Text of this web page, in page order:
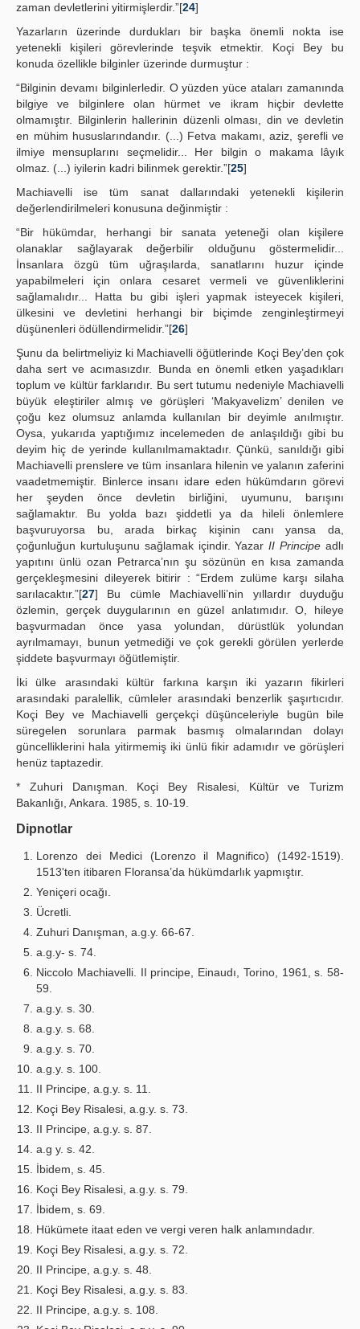
zaman devletlerini yitirmişlerdir.”[24]
Yazarların üzerinde durdukları bir başka önemli nokta ise
yetenekli kişileri görevlerinde teşvik etmektir. Koçi Bey bu
konuda özellikle bilginler üzerinde durmuştur :
“Bilginin devamı bilginlerledir. O yüzden yüce ataları zamanında
bilgiye ve bilginlere olan hürmet ve ikram hiçbir devlette
olmamıştır. Bilginlerin hallerinin düzenli olması, din ve devletin
en mühim hususlarındandır. (...) Fetva makamı, aziz, şerefli ve
ilmiye mensuplarını seçmelidir... Her bilgin o makama lâyık
olmaz. (...) iyilerin kadri bilinmek gerektir.”[25]
Machiavelli ise tüm sanat dallarındaki yetenekli kişilerin
değerlendirilmeleri konusuna değinmiştir :
“Bir hükümdar, herhangi bir sanata yeteneği olan kişilere
olanaklar sağlayarak değerbilir olduğunu göstermelidir...
İnsanlara özgü tüm uğraşılarda, sanatlarını huzur içinde
yapabilmeleri için onlara cesaret vermeli ve güvenliklerini
sağlamalıdır... Hatta bu gibi işleri yapmak isteyecek kişileri,
ülkesini ve devletini herhangi bir biçimde zenginleştirmeyi
düşünenleri ödüllendirmelidir.”[26]
Şunu da belirtmeliyiz ki Machiavelli öğütlerinde Koçi Bey’den çok
daha sert ve acımasızdır. Bunda en önemli etken yaşadıkları
toplum ve kültür farklarıdır. Bu sert tutumu nedeniyle Machiavelli
büyük eleştiriler almış ve görüşleri ‘Makyavelizm’ denilen ve
çoğu kez olumsuz anlamda kullanılan bir deyimle anılmıştır.
Oysa, yukarıda yaptığımız incelemeden de anlaşıldığı gibi bu
deyim hiç de yerinde kullanılmamaktadır. Çünkü, sanıldığı gibi
Machiavelli prenslere ve tüm insanlara hilenin ve yalanın zaferini
vaadetmemiştir. Binlerce insanı idare eden hükümdarın görevi
her şeyden önce devletin birliğini, uyumunu, barışını
sağlamaktır. Bu yolda bazı şiddetli ya da hileli önlemlere
başvuruyorsa bu, arada birkaç kişinin canı yansa da,
çoğunluğun kurtuluşunu sağlamak içindir. YazarII Principe adlı
yapıtını ünlü ozan Petrarca’nın şu sözünün en kısa zamanda
gerçekleşmesini dileyerek bitirir : “Erdem zulüme karşı silaha
sarılacaktır.”[27] Bu cümle Machiavelli’nin yıllardır duyduğu
özlemin, gerçek duygularının en güzel anlatımıdır. O, hileye
başvurmadan önce yasa yolundan, dürüstlük yolundan
ayrılmamayı, bunun yetmediği ve çok gerekli görülen yerlerde
şiddete başvurmayı öğütlemiştir.
İki ülke arasındaki kültür farkına karşın iki yazarın fikirleri
arasındaki paralellik, cümleler arasındaki benzerlik şaşırtıcıdır.
Koçi Bey ve Machiavelli gerçekçi düşünceleriyle bugün bile
süregelen sorunlara parmak basmış olmalarından dolayı
güncelliklerini hala yitirmemiş iki ünlü fikir adamıdır ve görüşleri
henüz taptazedir.
* Zuhuri Danışman. Koçi Bey Risalesi, Kültür ve Turizm
Bakanlığı, Ankara. 1985, s. 10-19.
Dipnotlar
Lorenzo dei Medici (Lorenzo il Magnifico) (1492-1519).
1513'ten itibaren Floransa’da hükümdarlık yapmıştır.
Yeniçeri ocağı.
Ücretli.
Zuhuri Danışman, a.g.y. 66-67.
a.g.y- s. 74.
Niccolo Machiavelli. II principe, Einaudı, Torino, 1961, s. 58-
59.
a.g.y. s. 30.
a.g.y. s. 68.
a.g.y. s. 70.
a.g.y. s. 100.
II Principe, a.g.y. s. 11.
Koçi Bey Risalesi, a.g.y. s. 73.
II Principe, a.g.y. s. 87.
a.g y. s. 42.
İbidem, s. 45.
Koçi Bey Risalesi, a.g.y. s. 79.
İbidem, s. 69.
Hükümete itaat eden ve vergi veren halk anlamındadır.
Koçi Bey Risalesi, a.g.y. s. 72.
II Principe, a.g.y. s. 48.
Koçi Bey Risalesi, a.g.y. s. 83.
II Principe, a.g.y. s. 108.